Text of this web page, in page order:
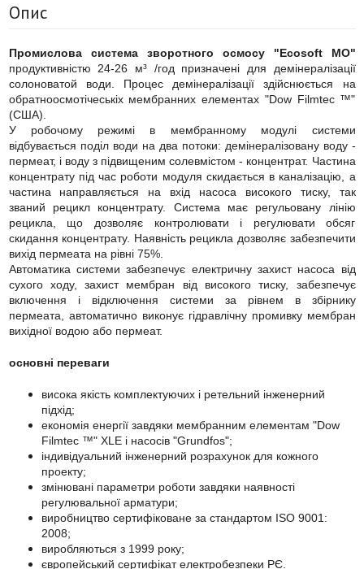
Опис
Промислова система зворотного осмосу "Ecosoft MO"
продуктивністю 24-26 м³ /год призначені для демінералізації
солоноватой води. Процес демінералізації здійснюється на
обратноосмотічеськіх мембранних елементах "Dow Filmtec ™"
(США).
У робочому режимі в мембранному модулі системи
відбувається поділ води на два потоки: демінералізовану воду -
пермеат, і воду з підвищеним солевмістом - концентрат. Частина
концентрату під час роботи модуля скидається в каналізацію, а
частина направляється на вхід насоса високого тиску, так
званий рецикл концентрату. Система має регульовану лінію
рецикла, що дозволяє контролювати і регулювати обсяг
скидання концентрату. Наявність рецикла дозволяє забезпечити
вихід пермеата на рівні 75%.
Автоматика системи забезпечує електричну захист насоса від
сухого ходу, захист мембран від високого тиску, забезпечує
включення і відключення системи за рівнем в збірнику
пермеата, автоматично виконує гідравлічну промивку мембран
вихідної водою або пермеат.
основні переваги
висока якість комплектуючих і ретельний інженерний
підхід;
економія енергії завдяки мембранним елементам "Dow
Filmtec ™" XLE і насосів "Grundfos";
індивідуальний інженерний розрахунок для кожного
проекту;
змінювані параметри роботи завдяки наявності
регулювальної арматури;
виробництво сертифіковане за стандартом ISO 9001:
2008;
виробляються з 1999 року;
європейський сертифікат електробезпеки РЄ.